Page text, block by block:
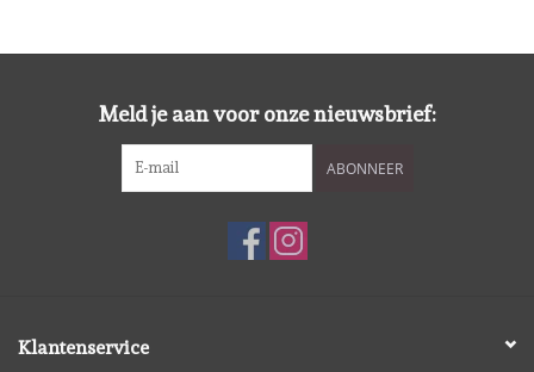
Meld je aan voor onze nieuwsbrief:
ABONNEER
Klantenservice